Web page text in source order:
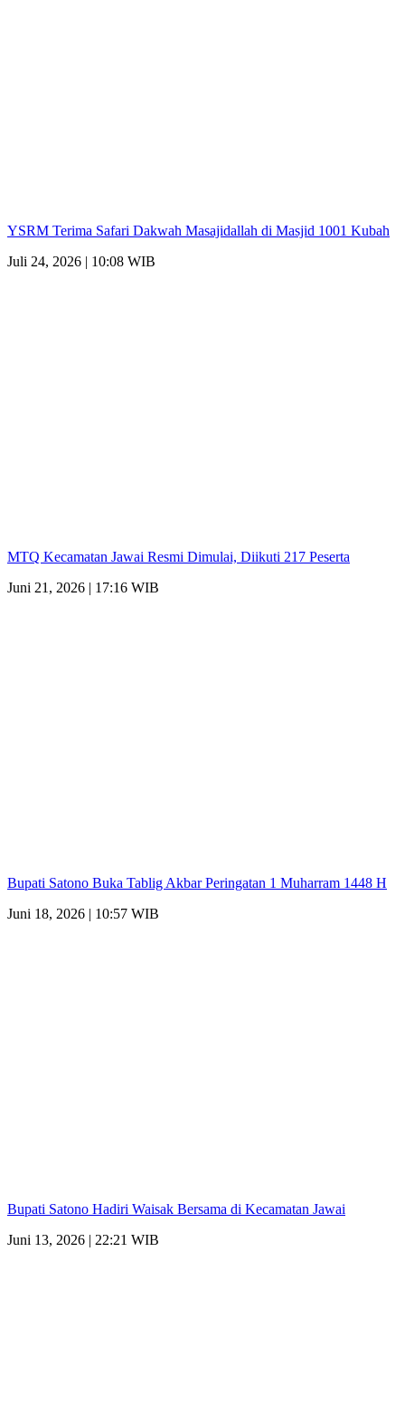
YSRM Terima Safari Dakwah Masajidallah di Masjid 1001 Kubah
Juli 24, 2026 | 10:08 WIB
MTQ Kecamatan Jawai Resmi Dimulai, Diikuti 217 Peserta
Juni 21, 2026 | 17:16 WIB
Bupati Satono Buka Tablig Akbar Peringatan 1 Muharram 1448 H
Juni 18, 2026 | 10:57 WIB
Bupati Satono Hadiri Waisak Bersama di Kecamatan Jawai
Juni 13, 2026 | 22:21 WIB